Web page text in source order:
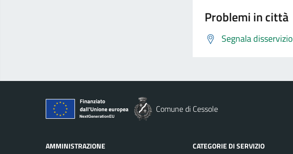
Problemi in città
Segnala disservizio
Comune di Cessole
AMMINISTRAZIONE CATEGORIE DI SERVIZIO